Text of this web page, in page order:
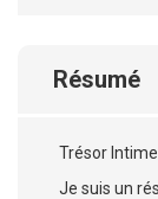
Résumé
Trésor Intime
Je suis un